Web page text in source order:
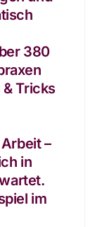
380
& Tricks
–
in
im